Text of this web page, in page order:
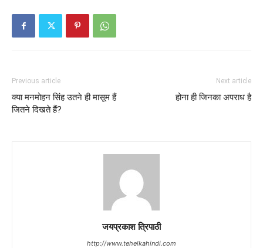
Previous article
क्या मनमोहन सिंह उतने ही मासूम हैं
जितने दिखते हैं?
Next article
होना ही जिनका अपराध है
जयप्रकाश त्रिपाठी
http://www.tehelkahindi.com